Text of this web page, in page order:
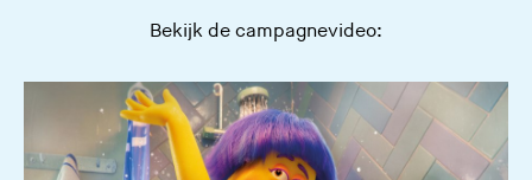
Bekijk de campagnevideo: